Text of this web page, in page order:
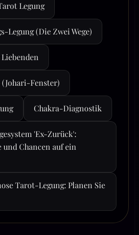
Legung
Legung (Die Zwei Wege)
Fenster)
Chakra-Diagnostik
'Ex-Zurück':
und Chancen auf ein
Tarot-Legung: Planen Sie